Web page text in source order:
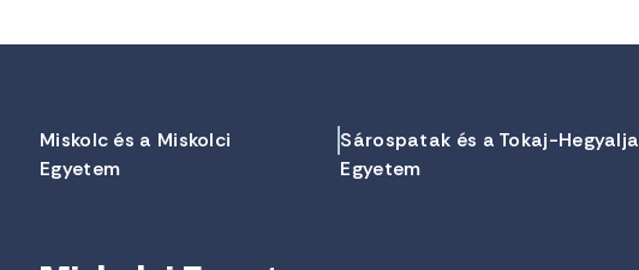
Miskolc és a Miskolci
Egyetem
Sárospatak és a Tokaj-Hegyalja
Egyetem